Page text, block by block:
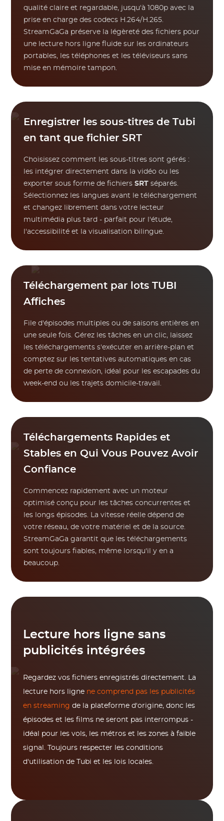
qualité claire et regardable, jusqu'à 1080p avec la
prise en charge des codecs H.264/H.265.
StreamGaGa préserve la légèreté des fichiers pour
une lecture hors ligne fluide sur les ordinateurs
portables, les téléphones et les téléviseurs sans
mise en mémoire tampon.
Enregistrer les sous-titres de Tubi
en tant que fichier SRT
Choisissez comment les sous-titres sont gérés :
les intégrer directement dans la vidéo ou les
exporter sous forme de fichiersSRT séparés.
Sélectionnez les langues avant le téléchargement
et changez librement dans votre lecteur
multimédia plus tard - parfait pour l'étude,
l'accessibilité et la visualisation bilingue.
Téléchargement par lots TUBI
Affiches
File d'épisodes multiples ou de saisons entières en
une seule fois. Gérez les tâches en un clic, laissez
les téléchargements s'exécuter en arrière-plan et
comptez sur les tentatives automatiques en cas
de perte de connexion, idéal pour les escapades du
week-end ou les trajets domicile-travail.
Téléchargements Rapides et
Stables en Qui Vous Pouvez Avoir
Confiance
Commencez rapidement avec un moteur
optimisé conçu pour les tâches concurrentes et
les longs épisodes. La vitesse réelle dépend de
votre réseau, de votre matériel et de la source.
StreamGaGa garantit que les téléchargements
sont toujours fiables, même lorsqu'il y en a
beaucoup.
Lecture hors ligne sans
publicités intégrées
Regardez vos fichiers enregistrés directement. La
lecture hors ligne ne comprend pas les publicités
en streaming de la plateforme d'origine, donc les
épisodes et les films ne seront pas interrompus -
idéal pour les vols, les métros et les zones à faible
signal. Toujours respecter les conditions
d'utilisation de Tubi et les lois locales.